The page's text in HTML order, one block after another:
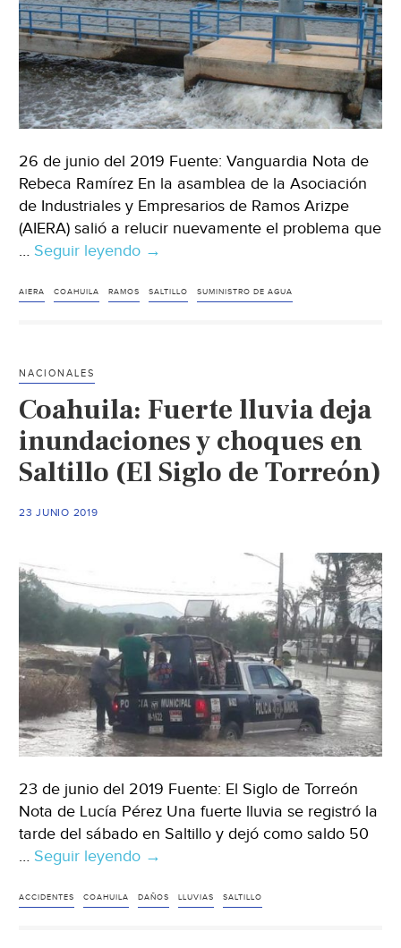
26 de junio del 2019 Fuente: Vanguardia Nota de
Rebeca Ramírez En la asamblea de la Asociación
de Industriales y Empresarios de Ramos Arizpe
(AIERA) salió a relucir nuevamente el problema que
… Seguir leyendo Coahuila:
AIERA
agua
(Vanguardia)
→
AIERA COAHUILA RAMOS SALTILLO SUMINISTRO DE AGUA
NACIONALES
Coahuila: Fuerte lluvia deja
inundaciones y choques en
Saltillo (El Siglo de Torreón)
23 JUNIO 2019
23 de junio del 2019 Fuente: El Siglo de Torreón
Nota de Lucía Pérez Una fuerte lluvia se registró la
tarde del sábado en Saltillo y dejó como saldo 50
… Seguir leyendo Coahuila:
lluvia
→
ACCIDENTES COAHUILA DAÑOS LLUVIAS SALTILLO